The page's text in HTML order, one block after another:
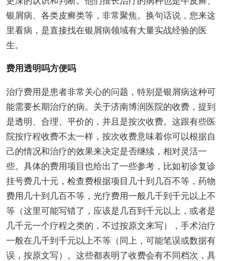
银屑病、各类皮癣类等，非常聚焦。换句话说，您来这
里看病，是直接找在银屑病领域有大量实战经验的医
生。
费用透明吗方便吗
治疗费用是患者非常关心的问题，特别是银屑病这种可
能需要长期治疗的病。关于济南博润医院的收费，提到
是透明、合理、平价的，并且是按次收费。这跟有些医
院按疗程收费不太一样，按次收费意味着你可以根据自
己的情况和治疗的效果来决定是否继续，相对灵活一
些。具体的费用项目也给出了一些参考，比如初诊复诊
挂号费几十元，检查费根据项目几十到几百不等，药物
费用几十到几百不等，光疗费用一般几千到千元以上不
等（这里可能写错了，应该是几百到千元以上，或者是
几千元一个疗程之类的，不过按原文来写），手术治疗
一般在几千到千元以上不等（同上，可能笔误或数据有
误，按原文写）。这些都表明了收费会有不同档次，具